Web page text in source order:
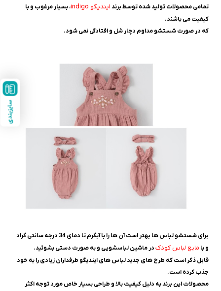
سایزبندی
تمامی محصولات تولید شده توسط برندایندیگو indigo
، بسیار مرغوب و با
کیفیت می باشند.
که در صورت شستشو مداوم دچار شل و افتادگی نمی شود.
برای شستشو لباس ها بهتر است آن ها را با آبگرم تا دمای 34 درجه سانتی گراد
و با مایع لباس کودکدر ماشین لباسشویی و به صورت دستی بشوئید.
قابل ذکر است که طرح های جدید لباس های ایندیگو طرفداران زیادی را به خود
جذب کرده است.
محصولات این برند به دلیل کیفیت بالا و طراحی بسیار خاص مورد توجه اکثر